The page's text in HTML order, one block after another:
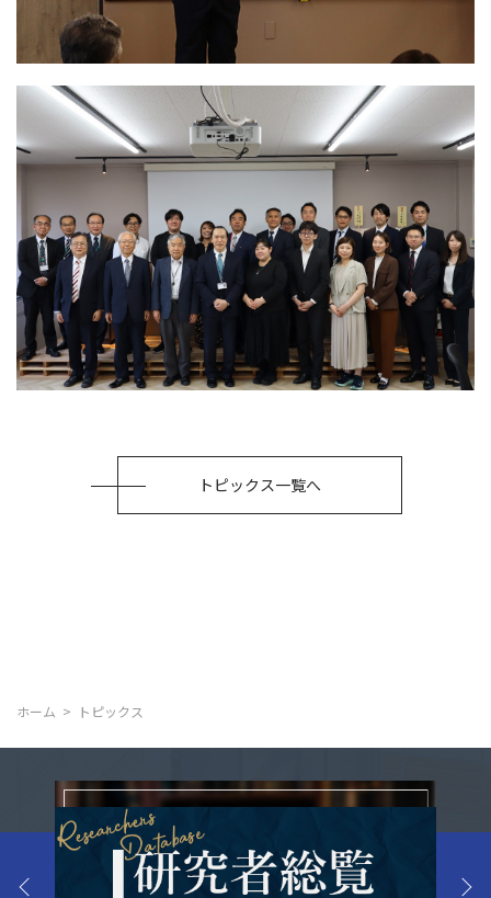
トピックス一覧へ
ホーム トピックス